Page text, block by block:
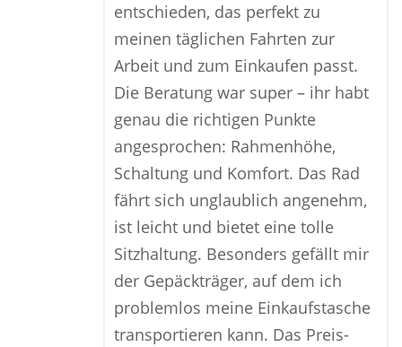
entschieden, das perfekt zu
meinen täglichen Fahrten zur
Arbeit und zum Einkaufen passt.
Die Beratung war super – ihr habt
genau die richtigen Punkte
angesprochen: Rahmenhöhe,
Schaltung und Komfort. Das Rad
fährt sich unglaublich angenehm,
ist leicht und bietet eine tolle
Sitzhaltung. Besonders gefällt mir
der Gepäckträger, auf dem ich
problemlos meine Einkaufstasche
transportieren kann. Das Preis-